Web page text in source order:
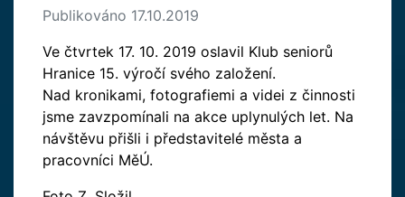
Publikováno 17.10.2019
Ve čtvrtek 17. 10. 2019 oslavil Klub seniorů
Hranice 15. výročí svého založení.
Nad kronikami, fotografiemi a videi z činnosti
jsme zavzpomínali na akce uplynulých let. Na
návštěvu přišli i představitelé města a
pracovníci MěÚ.